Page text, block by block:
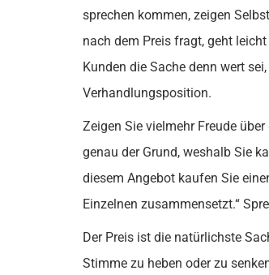
sprechen kommen, zeigen
nach dem Preis fragt, geht
Kunden die Sache denn wert
Verhandlungsposition.
Zeigen Sie vielmehr Freude
genau der Grund, weshalb Sie
diesem Angebot kaufen Sie
Einzelnen zusammensetzt.“
Der Preis ist die natürlichste
Stimme zu heben oder zu